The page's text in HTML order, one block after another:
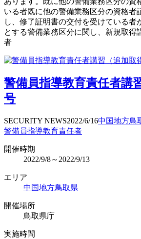
いる者既に他の警備業務区分の資格者
し、修了証明書の交付を受けている者
とする警備業務区分に関し、新規取得
者
警備員指導教育責任者講
号
SECURITY NEWS2022/6/16中国地方鳥
警備員指導教育責任者
開催時期
2022/9/8～2022/9/13
エリア
中国地方鳥取県
開催場所
鳥取県庁
実施時間